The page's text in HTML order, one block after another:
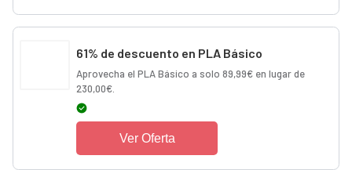
61% de descuento en PLA Básico
Aprovecha el PLA Básico a solo 89,99€ en lugar de
230,00€.
Ver Oferta